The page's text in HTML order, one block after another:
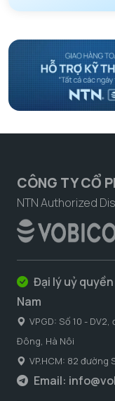
CÔNG TY CỔ
NTN Authorized
Đại lý uỷ
Nam
VPGD: Số 10 -
Đông, Hà Nôi
VP.HCM: 82 đường
Email: